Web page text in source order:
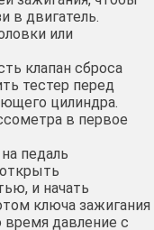
в двигатель.
или
клапан сброса
тестер перед
цилиндра.
в первое
педаль
и начать
ключа зажигания
время давление с